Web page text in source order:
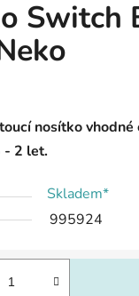
Switch
nosítko
- 2 let.
Skladem*
995924